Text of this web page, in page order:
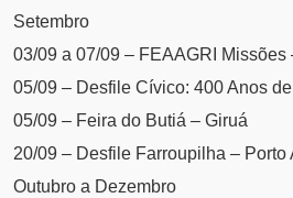
Setembro
03/09 a 07/09 – FEAAGRI Missões
05/09 – Desfile Cívico: 400 Anos
05/09 – Feira do Butiá – Giruá
20/09 – Desfile Farroupilha – Porto
Outubro a Dezembro